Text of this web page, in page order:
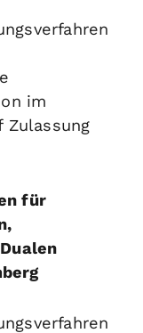
im
Zulassung
für